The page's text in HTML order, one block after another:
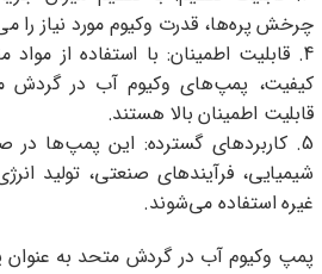
چرخش پره‌ها، قدرت وکیوم مورد نیاز را
4. قابلیت اطمینان: با استفاده از مواد
کیفیت، پمپ‌های وکیوم آب در گردش
قابلیت اطمینان بالا هستند.
5. کاربردهای گسترده: این پمپ‌ها در
شیمیایی، فرآیندهای صنعتی، تولید
غیره استفاده می‌شوند.
پمپ وکیوم آب در گردش متحد به عنوان